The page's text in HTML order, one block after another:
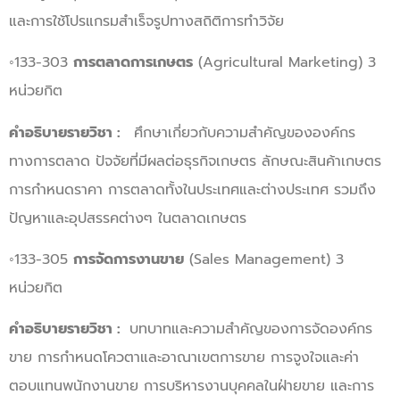
และการใช้โปรแกรมสำเร็จรูปทางสถิติการทำวิจัย
◦133-303 การตลาดการเกษตร (Agricultural Marketing) 3
หน่วยกิต
คำอธิบายรายวิชา : ศึกษาเกี่ยวกับความสำคัญขององค์กร
ทางการตลาด ปัจจัยที่มีผลต่อธุรกิจเกษตร ลักษณะสินค้าเกษตร
การกำหนดราคา การตลาดทั้งในประเทศและต่างประเทศ รวมถึง
ปัญหาและอุปสรรคต่างๆ ในตลาดเกษตร
◦133-305 การจัดการงานขาย (Sales Management) 3
หน่วยกิต
คำอธิบายรายวิชา : บทบาทและความสำคัญของการจัดองค์กร
ขาย การกำหนดโควตาและอาณาเขตการขาย การจูงใจและค่า
ตอบแทนพนักงานขาย การบริหารงานบุคคลในฝ่ายขาย และการ